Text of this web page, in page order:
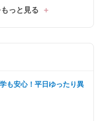
「とろける特選黒毛和牛フ
っと見る
も安心！平日ゆったり異